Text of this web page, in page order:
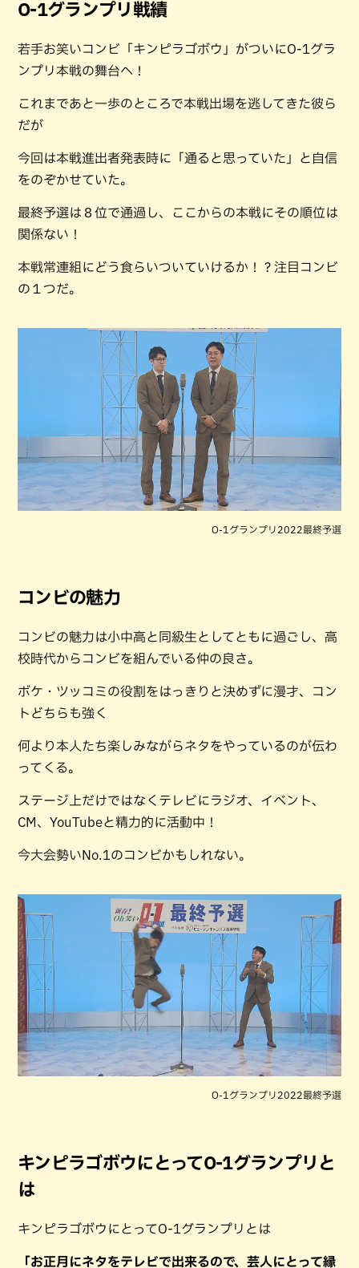
O-1グランプリ戦績
若手お笑いコンビ「キンピラゴボウ」がついにO-1グラ
ンプリ本戦の舞台へ！
これまであと一歩のところで本戦出場を逃してきた彼ら
だが
今回は本戦進出者発表時に「通ると思っていた」と自信
をのぞかせていた。
最終予選は８位で通過し、ここからの本戦にその順位は
関係ない！
本戦常連組にどう食らいついていけるか！？注目コンビ
の１つだ。
O-1グランプリ2022最終予選
コンビの魅力
コンビの魅力は小中高と同級生としてともに過ごし、高
校時代からコンビを組んでいる仲の良さ。
ボケ・ツッコミの役割をはっきりと決めずに漫才、コン
トどちらも強く
何より本人たち楽しみながらネタをやっているのが伝わ
ってくる。
ステージ上だけではなくテレビにラジオ、イベント、
CM、YouTubeと精力的に活動中！
今大会勢いNo.1のコンビかもしれない。
O-1グランプリ2022最終予選
キンピラゴボウにとってO-1グランプリと
は
キンピラゴボウにとってO-1グランプリとは
「お正月にネタをテレビで出来るので、芸人にとって縁